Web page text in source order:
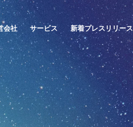
会社 サービス 新着プレスリリース